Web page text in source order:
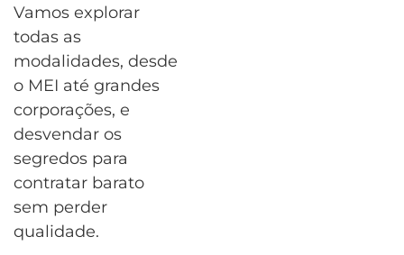
Vamos explorar
todas as
modalidades, desde
o MEI até grandes
corporações, e
desvendar os
segredos para
contratar barato
sem perder
qualidade.